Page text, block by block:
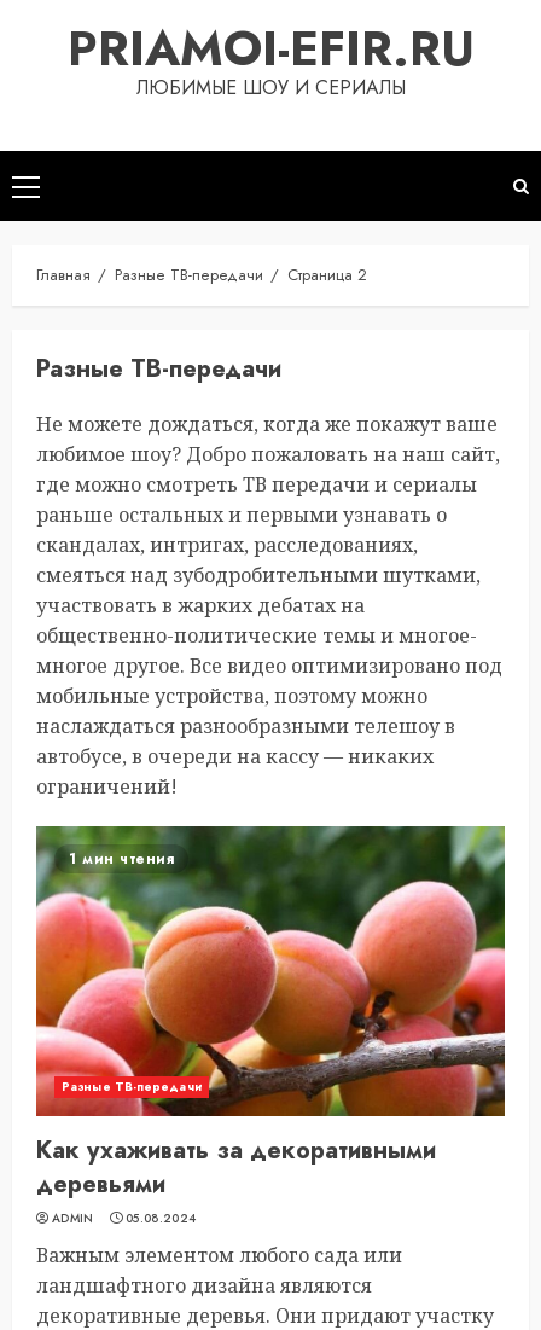
содержимомуPRIAMOI-EFIR.RU
ЛЮБИМЫЕ ШОУ И СЕРИАЛЫ
Основное
меню
Главная Разные ТВ-передачи Страница 2
Разные ТВ-передачи
Не можете дождаться, когда же покажут ваше
любимое шоу? Добро пожаловать на наш сайт,
где можно смотреть ТВ передачи и сериалы
раньше остальных и первыми узнавать о
скандалах, интригах, расследованиях,
смеяться над зубодробительными шутками,
участвовать в жарких дебатах на
общественно-политические темы и многое-
многое другое. Все видео оптимизировано под
мобильные устройства, поэтому можно
наслаждаться разнообразными телешоу в
автобусе, в очереди на кассу — никаких
ограничений!
1 мин чтения
Разные ТВ-передачи
Как ухаживать за декоративными
деревьями
ADMIN 05.08.2024
Важным элементом любого сада или
ландшафтного дизайна являются
декоративные деревья. Они придают участку